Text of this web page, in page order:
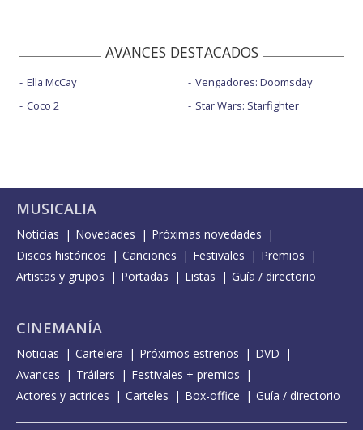
AVANCES DESTACADOS
Ella McCay
Coco 2
Vengadores: Doomsday
Star Wars: Starfighter
MUSICALIA
Noticias Novedades
Próximas novedades
Discos históricos
Canciones Festivales
Premios
Artistas y grupos
Portadas Listas Guía / directorio
CINEMANÍA
Noticias Cartelera Próximos estrenos
DVD
Avances
Tráilers
Festivales + premios
Actores y actrices
Carteles Box-office Guía / directorio